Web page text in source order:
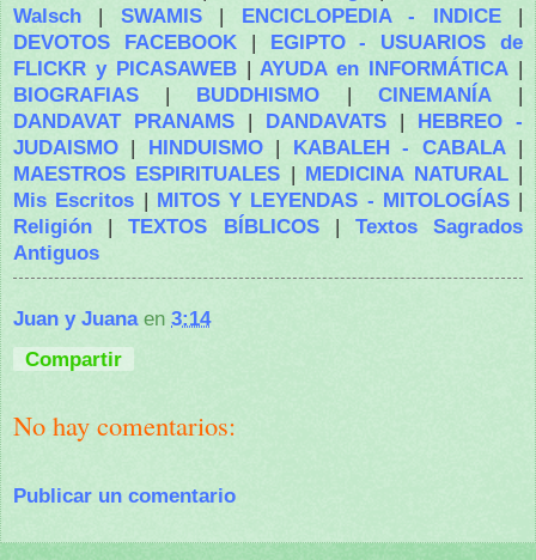
Walsch | SWAMIS| ENCICLOPEDIA - INDICE|
DEVOTOS FACEBOOK| EGIPTO - USUARIOS de
FLICKR y PICASAWEB|AYUDA en INFORMÁTICA |
BIOGRAFIAS | BUDDHISMO | CINEMANÍA|
DANDAVAT PRANAMS | DANDAVATS | HEBREO -
JUDAISMO | HINDUISMO| KABALEH - CABALA|
MAESTROS ESPIRITUALES | MEDICINA NATURAL|
Mis Escritos | MITOS Y LEYENDAS - MITOLOGÍAS|
Religión |TEXTOS BÍBLICOS| Textos Sagrados
Antiguos
Juan y Juana en 3:14
Compartir
No hay comentarios:
Publicar un comentario